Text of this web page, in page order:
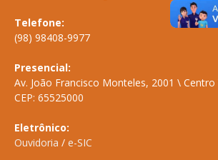
Telefone:
(98) 98408-9977
Presencial:
Av. João Francisco Monteles, 2001 \ Centro
CEP: 65525000
Eletrônico:
Ouvidoria / e-SIC